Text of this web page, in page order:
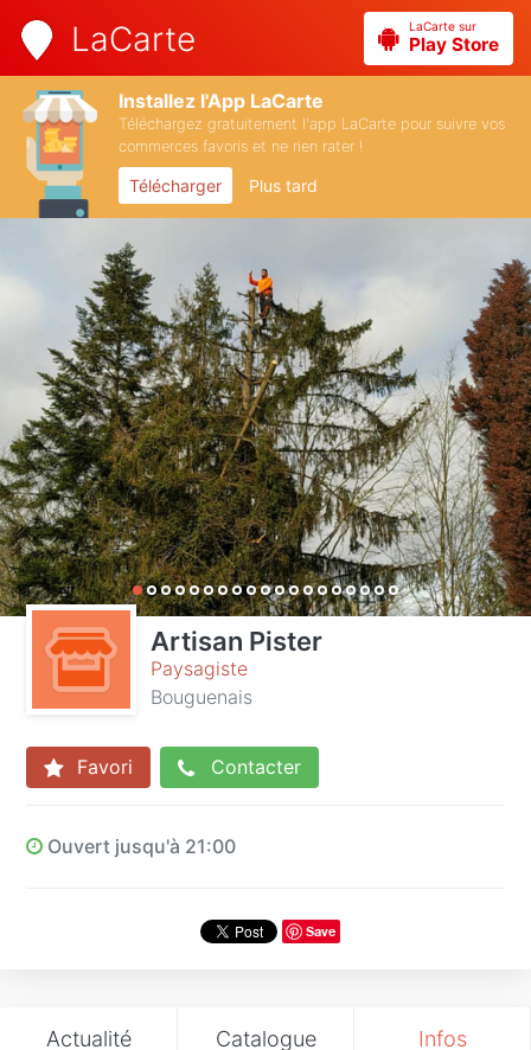
LaCarte LaCarte sur
Play Store
Installez l'App LaCarte
Téléchargez gratuitement l'app LaCarte pour suivre vos
commerces favoris et ne rien rater !
Télécharger Plus tard
Artisan Pister
Paysagiste
Bouguenais
Favori Contacter
Ouvert jusqu'à 21:00
Save
Actualité Catalogue Infos